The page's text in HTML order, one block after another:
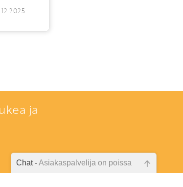
ja
Chat -Asiakaspalvelija on poissa